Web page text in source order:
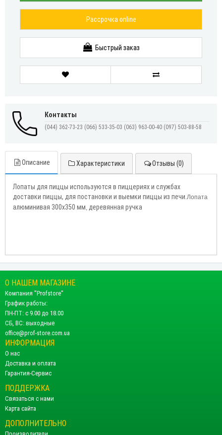
Рассрочка online
Быстрый заказ
Контакты
(044) 362-73-23 (066) 533-35-03 (063) 963-00-40 (097) 503-88-58
Описание Характеристики Отзывы (0)
Лопаты для пиццы используются в пиццериях и службах
доставки пиццы, для постановки и выемки пиццы из печи. Лопата
алюминивая 300х350 мм деревянная ручка
О НАШЕМ МАГАЗИНЕ
Компания "Profstore"
График работы:
ПН-ПТ: с 9.00 до 18.00
СБ, ВС: выходные
office@prof-store.com.ua
ИНФОРМАЦИЯ
О нас
Доставка и оплата
Гарантия-Сервис
ПОДДЕРЖКА
Связаться с нами
Карта сайта
ДОПОЛНИТЕЛЬНО